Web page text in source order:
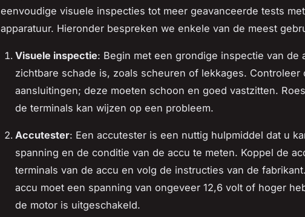
eenvoudige visuele inspecties tot meer geavanceerde tests
apparatuur. Hieronder bespreken we enkele van de meest
Visuele inspectie: Begin met een grondige inspectie van de
zichtbare schade is, zoals scheuren of lekkages. Controleer
aansluitingen; deze moeten schoon en goed vastzitten.
de terminals kan wijzen op een probleem.
Accutester: Een accutester is een nuttig hulpmiddel dat u
spanning en de conditie van de accu te meten. Koppel de
terminals van de accu en volg de instructies van de
accu moet een spanning van ongeveer 12,6 volt of hoger
de motor is uitgeschakeld.